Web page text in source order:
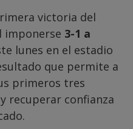
victoria del
imponerse 3-1 a
lunes en el estadio
que permite a
primeros tres
recuperar confianza